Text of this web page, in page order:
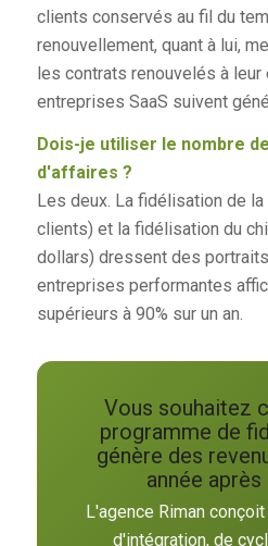
clients conservés au fil du
renouvellement, quant à lui,
les contrats renouvelés à leur
entreprises SaaS suivent
Dois-je utiliser le nombre
d'affaires ?
Les deux. La fidélisation de
clients) et la fidélisation du
dollars) dressent des
entreprises performantes
supérieurs à 90% sur un an.
Vous souhaitez
programme de
génère des
année après
L'agence Riman
d'intégration, de